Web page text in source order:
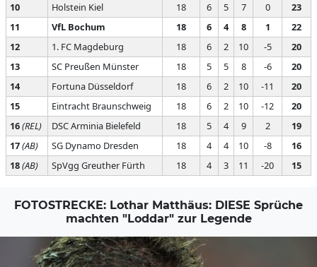
10
Holstein Kiel 18 6 5 7 0
23
11
VfL Bochum 18 6 4 8 1
22
12
1. FC Magdeburg 18 6 2 10 -5
20
13
SC Preußen Münster 18 5 5 8 -6
20
14
Fortuna Düsseldorf 18 6 2 10 -11
20
15
Eintracht Braunschweig 18 6 2 10 -12
20
16(REL) DSC Arminia Bielefeld 18 5 4 9 2
19
17(AB) SG Dynamo Dresden 18 4 4 10 -8
16
18(AB) SpVgg Greuther Fürth 18 4 3 11 -20 15
FOTOSTRECKE: Lothar Matthäus: DIESE Sprüche
machten "Loddar" zur Legende